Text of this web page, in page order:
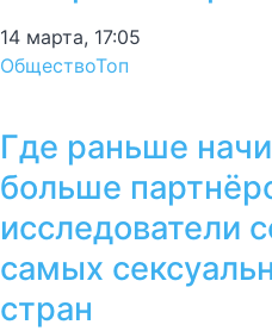
14 марта, 17:05
ОбществоТоп
Где раньше
больше
исследователи
самых
стран